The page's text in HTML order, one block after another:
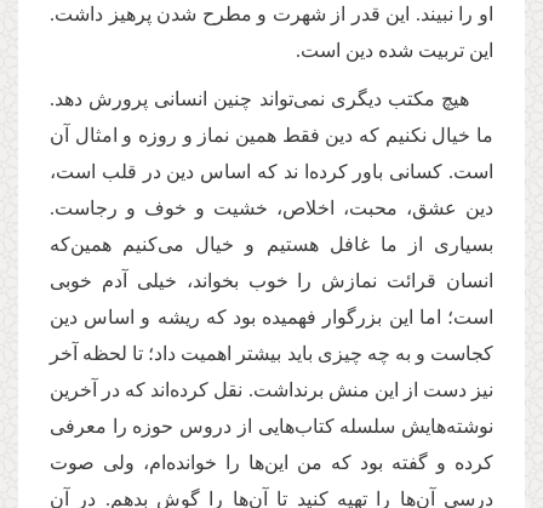
او را نبیند. این قدر از شهرت و مطرح شدن پرهیز داشت.
این تربیت شده دین است.
هیچ مکتب دیگری نمی‌تواند چنین انسانی پرورش دهد.
ما خیال نکنیم که دین فقط همین نماز و روزه و امثال آن
است. کسانی باور کرده‌ا ند که اساس دین در قلب است،
دین عشق، محبت، اخلاص، خشیت و خوف و رجاست.
بسیاری از ما غافل هستیم و خیال می‌کنیم همین‌که
انسان قرائت نمازش را خوب بخواند، خیلی آدم خوبی
است؛‌ اما این بزرگوار فهمیده بود که ریشه و اساس دین
کجاست و به چه چیزی باید بیشتر اهمیت داد؛ تا لحظه آخر
نیز دست از این منش برنداشت. نقل کرده‌اند که در آخرین
نوشته‌هایش سلسله کتاب‌هایی از دروس حوزه را معرفی
کرده و گفته بود که من این‌ها را خوانده‌ام، ولی صوت
درسی آن‌ها را تهیه کنید تا آن‌ها را گوش بدهم. در آن